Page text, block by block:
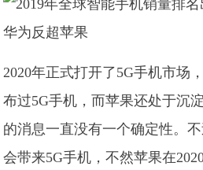
2020年正式打开了5G手机市场
布过5G手机，而苹果还处于沉
的消息一直没有一个确定性。
会带来5G手机，不然苹果在